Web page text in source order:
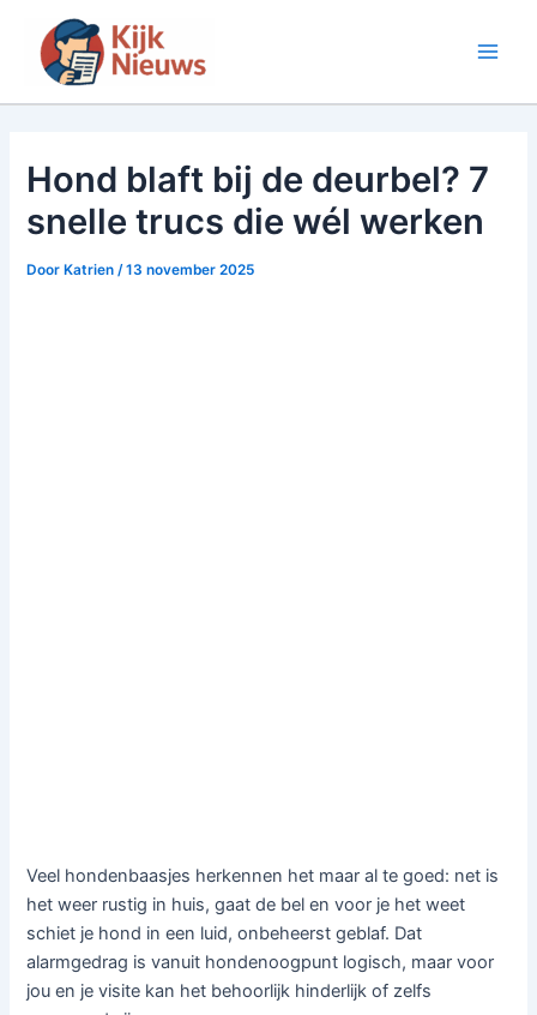
inhoud
Hond blaft bij de deurbel? 7
snelle trucs die wél werken
Door Katrien/13 november 2025
Veel hondenbaasjes herkennen het maar al te goed: net is
het weer rustig in huis, gaat de bel en voor je het weet
schiet je hond in een luid, onbeheerst geblaf. Dat
alarmgedrag is vanuit hondenoogpunt logisch, maar voor
jou en je visite kan het behoorlijk hinderlijk of zelfs